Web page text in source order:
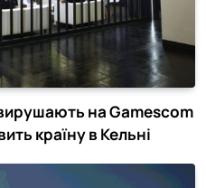
на Gamescom
країну в Кельні